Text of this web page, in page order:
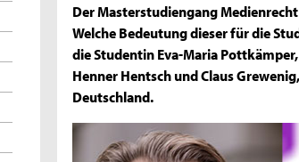
Der Masterstudiengang
Welche Bedeutung dieser für die
die Studentin Eva-Maria
Henner Hentsch und Claus
Deutschland.